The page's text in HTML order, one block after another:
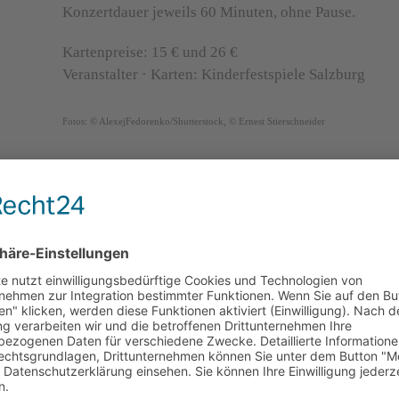
Konzertdauer jeweils 60 Minuten, ohne Pause.
Kartenpreise: 15 € und 26 €
Veranstalter · Karten: Kinderfestspiele Salzburg
Fotos: © AlexejFedorenko/Shutterstock, © Ernest Stierschneider
Sie unseren